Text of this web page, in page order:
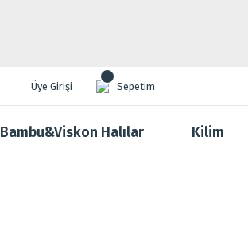
Üye Girişi Sepetim
Bambu&Viskon Halılar Kilim